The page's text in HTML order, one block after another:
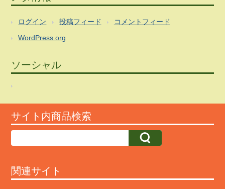
ログイン 投稿フィード コメントフィード
WordPress.org
ソーシャル
サイト内商品検索
関連サイト